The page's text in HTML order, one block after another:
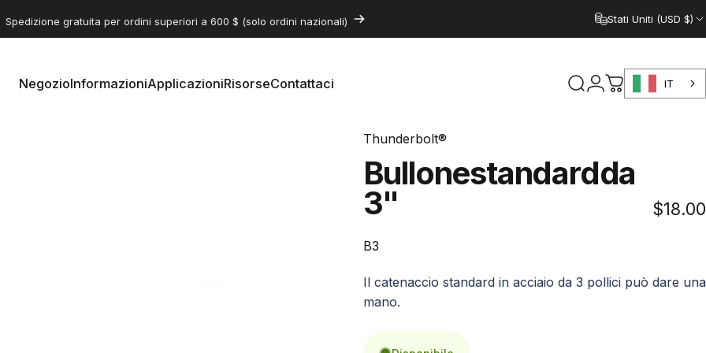
Spediamo serrature Thunderbolt in tutto il mondo Stati Uniti (USD $)
NegozioInformazioniApplicazioniRisorseContattaci CercaAccediCarrello IT
Thunderbolt®
Bullonestandardda
3" $18.00
B3
Il catenaccio standard in acciaio da 3 pollici può dare una
mano.